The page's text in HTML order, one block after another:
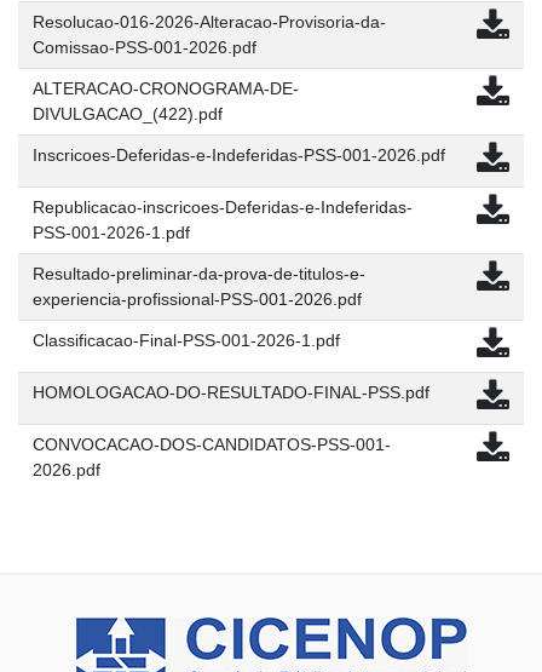
Resolucao-016-2026-Alteracao-Provisoria-da-
Comissao-PSS-001-2026.pdf
ALTERACAO-CRONOGRAMA-DE-
DIVULGACAO_(422).pdf
Inscricoes-Deferidas-e-Indeferidas-PSS-001-2026.pdf
Republicacao-inscricoes-Deferidas-e-Indeferidas-
PSS-001-2026-1.pdf
Resultado-preliminar-da-prova-de-titulos-e-
experiencia-profissional-PSS-001-2026.pdf
Classificacao-Final-PSS-001-2026-1.pdf
HOMOLOGACAO-DO-RESULTADO-FINAL-PSS.pdf
CONVOCACAO-DOS-CANDIDATOS-PSS-001-
2026.pdf